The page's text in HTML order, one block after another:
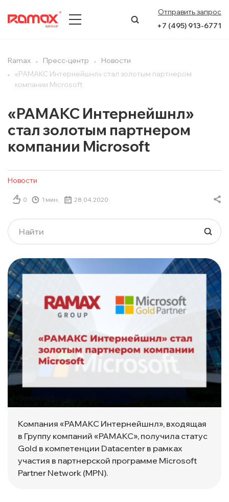
Отправить запрос
+7 (495) 913-6771
ПРЕСС-ЦЕНТР
УСЛУГИ
КОНТАКТЫ
Ramax Пресс-центр
Новости
«РАМАКС Интернейшнл» стал золотым партнером
компании Microsoft
«РАМАКС Интернейшнл»
стал золотым партнером
компании Microsoft
Новости
0 1 мин. 28.04.2020
Компания «РАМАКС Интернейшнл», входящая
в Группу компаний «РАМАКС», получила статус
Gold в компетенции Datacenter в рамках
участия в партнерской программе Microsoft
Partner Network (MPN).